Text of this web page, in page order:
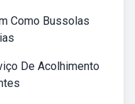
Como Bussolas
De Acolhimento